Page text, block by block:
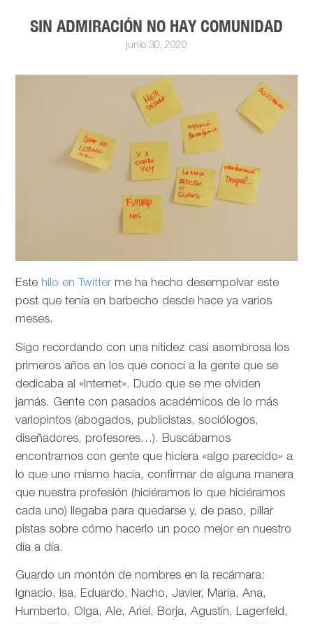
SIN ADMIRACIÓN NO HAY COMUNIDAD
junio 30, 2020
Este hilo en Twitterme ha hecho desempolvar este
post que tenía en barbecho desde hace ya varios
meses.
Sigo recordando con una nitidez casi asombrosa los
primeros años en los que conocí a la gente que se
dedicaba al «Internet». Dudo que se me olviden
jamás. Gente con pasados académicos de lo más
variopintos (abogados, publicistas, sociólogos,
diseñadores, profesores…). Buscábamos
encontrarnos con gente que hiciera «algo parecido» a
lo que uno mismo hacía, confirmar de alguna manera
que nuestra profesión (hiciéramos lo que hiciéramos
cada uno) llegaba para quedarse y, de paso, pillar
pistas sobre cómo hacerlo un poco mejor en nuestro
día a día.
Guardo un montón de nombres en la recámara:
Ignacio, Isa, Eduardo, Nacho, Javier, María, Ana,
Humberto, Olga, Ale, Ariel, Borja, Agustín, Lagerfeld,